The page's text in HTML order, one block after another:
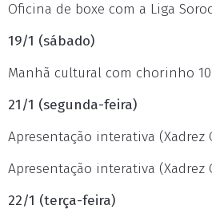
Oficina de boxe com a Liga
19/1 (sábado)
Manhã cultural com chorinho
21/1 (segunda-feira)
Apresentação interativa (Xadrez
Apresentação interativa (Xadrez
22/1 (terça-feira)